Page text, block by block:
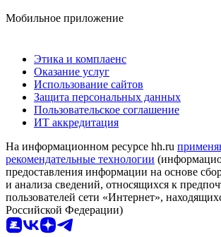
Мобильное приложение
Этика и комплаенс
Оказание услуг
Использование сайтов
Защита персональных данных
Пользовательское соглашение
ИТ аккредитация
На информационном ресурсе hh.ru
рекомендательные технологии
предоставления информации на основе
и анализа сведений, относящихся к
пользователей сети «Интернет»,
Российской Федерации)